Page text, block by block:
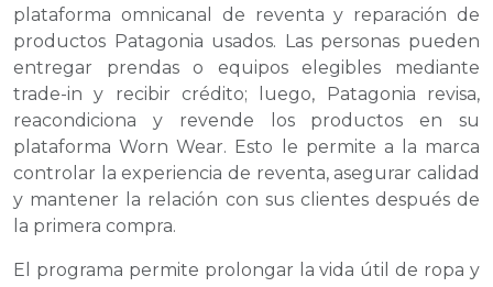
plataforma omnicanal de reventa y reparación de
productos Patagonia usados. Las personas pueden
entregar prendas o equipos elegibles mediante
trade-in y recibir crédito; luego, Patagonia revisa,
reacondiciona y revende los productos en su
plataforma Worn Wear. Esto le permite a la marca
controlar la experiencia de reventa, asegurar calidad
y mantener la relación con sus clientes después de
la primera compra.
El programa permite prolongar la vida útil de ropa y